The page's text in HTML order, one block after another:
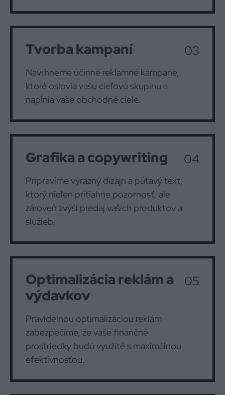
Tvorba kampaní
Navrhneme účinné reklamné kampane,
ktoré oslovia vašu cieľovú skupinu a
napĺnia vaše obchodné ciele.
03
Grafika a copywriting
Pripravíme výrazný dizajn a pútavý text,
ktorý nielen pritiahne pozornosť, ale
zároveň zvýši predaj vašich produktov a
služieb.
04
Optimalizácia reklám a
výdavkov
Pravidelnou optimalizáciou reklám
zabezpečíme, že vaše finančné
prostriedky budú využité s maximálnou
efektívnosťou.
05